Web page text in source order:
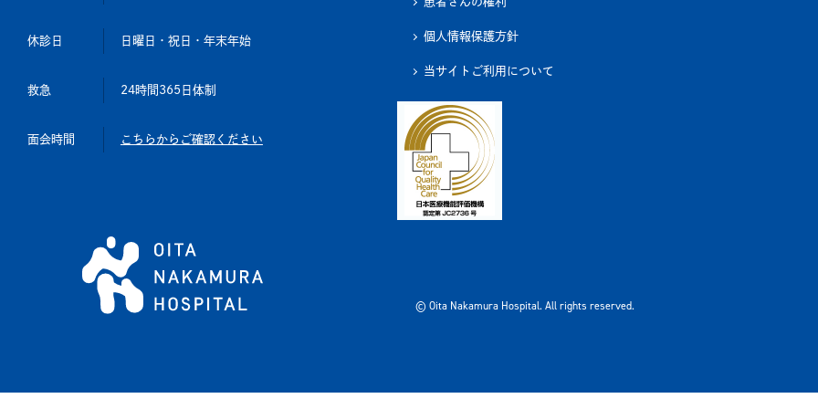
休診日 日曜日・祝日・年末年始
救急 24時間365日体制
面会時間 こちらからご確認ください
個人情報保護方針
当サイトご利用について
© Oita Nakamura Hospital. All rights reserved.